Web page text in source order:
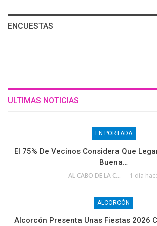
ENCUESTAS
ULTIMAS NOTICIAS
EN PORTADA
El 75% De Vecinos Considera Que
Buena…
AL CABO DE LA CALLE 1 día
ALCORCÓN
Alcorcón Presenta Unas Fiestas 2026